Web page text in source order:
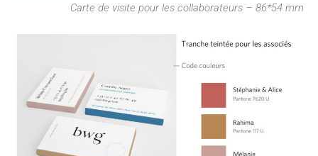
Carte de visite pour les collaborateurs – 86*54 mm